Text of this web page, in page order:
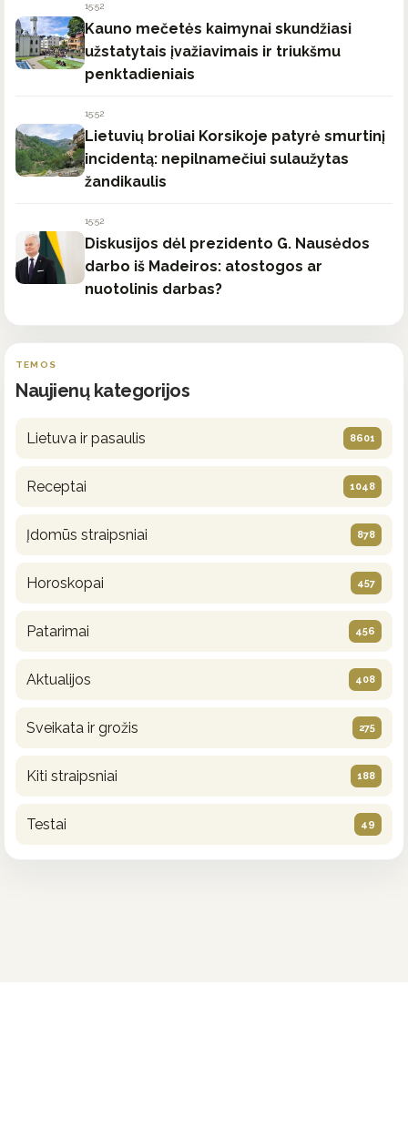
15:52
Kauno mečetės kaimynai skundžiasi
užstatytais įvažiavimais ir triukšmu
penktadieniais
15:52
Lietuvių broliai Korsikoje patyrė smurtinį
incidentą: nepilnamečiui sulaužytas
žandikaulis
15:52
Diskusijos dėl prezidento G. Nausėdos
darbo iš Madeiros: atostogos ar
nuotolinis darbas?
TEMOS
Naujienų kategorijos
Lietuva ir pasaulis 8601
Receptai 1048
Įdomūs straipsniai 878
Horoskopai 457
Patarimai 456
Aktualijos 408
Sveikata ir grožis 275
Kiti straipsniai 188
Testai 49